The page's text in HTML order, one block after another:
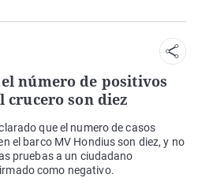
número de positivos
son diez
que el numero de casos
el barco MV Hondius son diez, y no
pruebas a un ciudadano
como negativo.